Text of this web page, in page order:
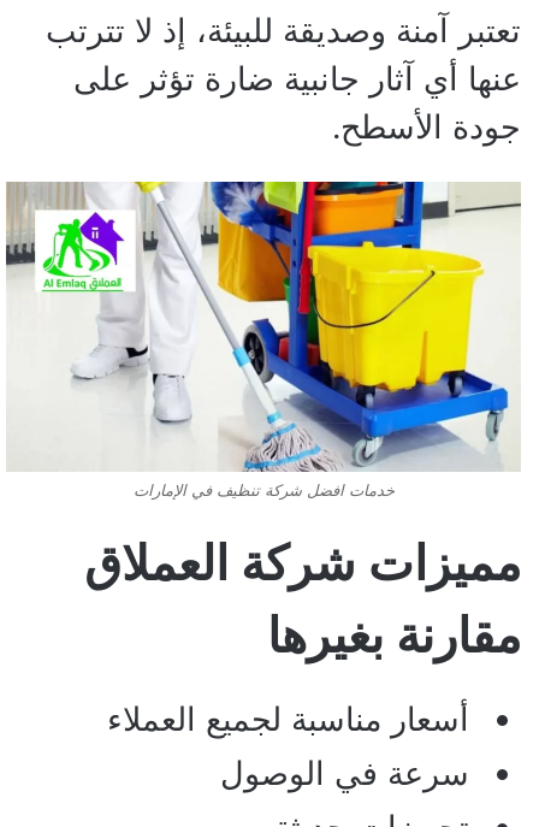
تعتبر آمنة وصديقة للبيئة، إذ لا تترتب
عنها أي آثار جانبية ضارة تؤثر على
جودة الأسطح.
خدمات افضل شركة تنظيف في الإمارات
مميزات شركة العملاق
مقارنة بغيرها
أسعار مناسبة لجميع العملاء
سرعة في الوصول